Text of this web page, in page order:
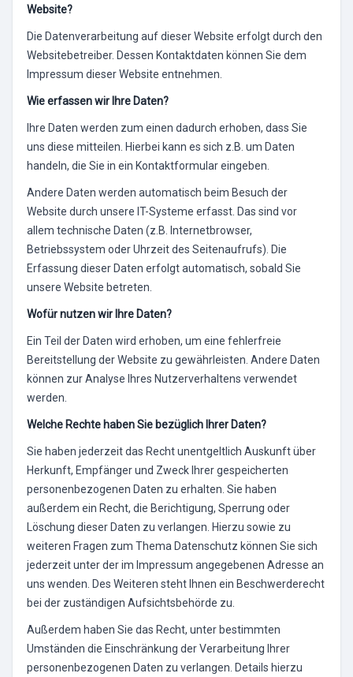
Website?
Die Datenverarbeitung auf dieser Website erfolgt durch den
Websitebetreiber. Dessen Kontaktdaten können Sie dem
Impressum dieser Website entnehmen.
Wie erfassen wir Ihre Daten?
Ihre Daten werden zum einen dadurch erhoben, dass Sie
uns diese mitteilen. Hierbei kann es sich z.B. um Daten
handeln, die Sie in ein Kontaktformular eingeben.
Andere Daten werden automatisch beim Besuch der
Website durch unsere IT-Systeme erfasst. Das sind vor
allem technische Daten (z.B. Internetbrowser,
Betriebssystem oder Uhrzeit des Seitenaufrufs). Die
Erfassung dieser Daten erfolgt automatisch, sobald Sie
unsere Website betreten.
Wofür nutzen wir Ihre Daten?
Ein Teil der Daten wird erhoben, um eine fehlerfreie
Bereitstellung der Website zu gewährleisten. Andere Daten
können zur Analyse Ihres Nutzerverhaltens verwendet
werden.
Welche Rechte haben Sie bezüglich Ihrer Daten?
Sie haben jederzeit das Recht unentgeltlich Auskunft über
Herkunft, Empfänger und Zweck Ihrer gespeicherten
personenbezogenen Daten zu erhalten. Sie haben
außerdem ein Recht, die Berichtigung, Sperrung oder
Löschung dieser Daten zu verlangen. Hierzu sowie zu
weiteren Fragen zum Thema Datenschutz können Sie sich
jederzeit unter der im Impressum angegebenen Adresse an
uns wenden. Des Weiteren steht Ihnen ein Beschwerderecht
bei der zuständigen Aufsichtsbehörde zu.
Außerdem haben Sie das Recht, unter bestimmten
Umständen die Einschränkung der Verarbeitung Ihrer
personenbezogenen Daten zu verlangen. Details hierzu